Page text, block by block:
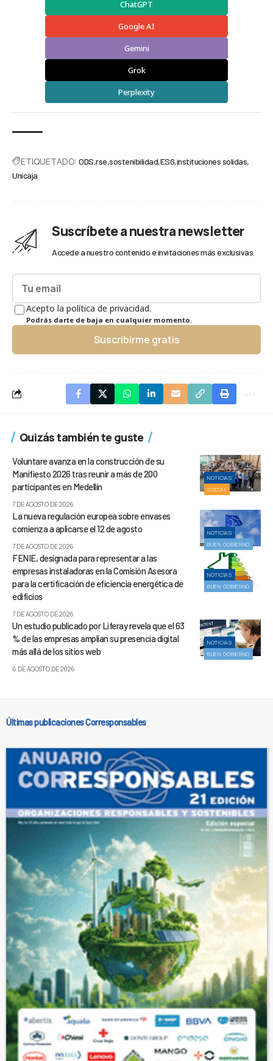
ChatGPT
Google AI
Gemini
Grok
Perplexity
ETIQUETADO: ODS rse sostenibilidad ESG instituciones solidas
Unicaja
Suscríbete a nuestra newsletter
Accede a nuestro contenido e invitaciones más exclusivas.
Acepto la política de privacidad.
Podrás darte de baja en cualquier momento.
Suscribirme gratis
Quizás también te guste
NOTICIAS
SOCIAL
Voluntare avanza en la construcción de su
Manifiesto 2026 tras reunir a más de 200
participantes en Medellín
7 DE AGOSTO DE 2026
NOTICIAS
BUEN GOBIERNO
La nueva regulación europea sobre envases
comienza a aplicarse el 12 de agosto
7 DE AGOSTO DE 2026
NOTICIAS
BUEN GOBIERNO
FENIE, designada para representar a las
empresas instaladoras en la Comisión Asesora
para la certificación de eficiencia energética de
edificios
7 DE AGOSTO DE 2026
NOTICIAS
BUEN GOBIERNO
Un estudio publicado por Liferay revela que el 63
% de las empresas amplían su presencia digital
más allá de los sitios web
6 DE AGOSTO DE 2026
Últimas publicaciones Corresponsables